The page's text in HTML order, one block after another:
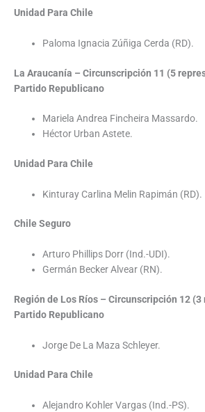
Unidad Para Chile
Paloma Ignacia Zúñiga Cerda (RD).
La Araucanía – Circunscripción 11 (5
Partido Republicano
Mariela Andrea Fincheira Massardo.
Héctor Urban Astete.
Unidad Para Chile
Kinturay Carlina Melin Rapimán (RD).
Chile Seguro
Arturo Phillips Dorr (Ind.-UDI).
Germán Becker Alvear (RN).
Región de Los Ríos – Circunscripción 12
Partido Republicano
Jorge De La Maza Schleyer.
Unidad Para Chile
Alejandro Kohler Vargas (Ind.-PS).